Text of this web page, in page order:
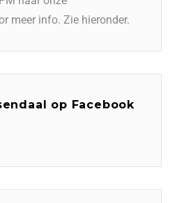
meer info. Zie hieronder.
op Facebook